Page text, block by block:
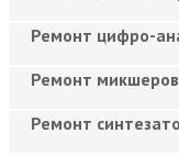
Ремонт цифро-
Ремонт микшеров
Ремонт